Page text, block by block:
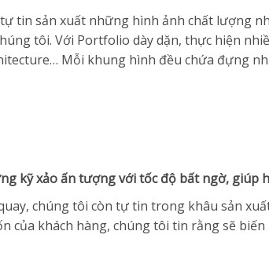
tin sản xuất những hình ảnh chất lượng
tôi. Với Portfolio dày dặn, thực hiện
Mỗi khung hình đều chứa đựng
kỹ xảo ấn tượng với tốc độ bất ngờ, giúp
chúng tôi còn tự tin trong khâu sản
của khách hàng, chúng tôi tin rằng sẽ